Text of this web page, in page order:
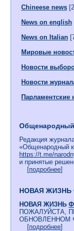
Chineese news
News on english
News on Italian
Мировые
Новости
Новости
Парламентские
Редакция
«Общенародный
https://t.me/
и принятые
[подробнее]
НОВАЯ
НОВАЯ ЖИЗНЬ
ПОЖАЛУЙСТА,
ОБНОВЛЕННОМ
[подробнее]